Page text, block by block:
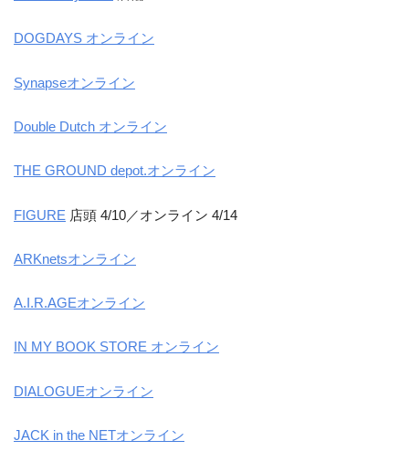
DOGDAYS オンライン
Synapseオンライン
Double Dutch オンライン
THE GROUND depot.オンライン
FIGURE 店頭 4/10／オンライン 4/14
ARKnetsオンライン
A.I.R.AGEオンライン
IN MY BOOK STORE オンライン
DIALOGUEオンライン
JACK in the NETオンライン